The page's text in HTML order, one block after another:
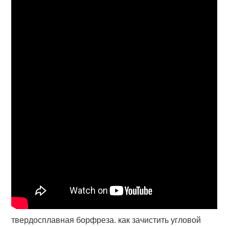
твердосплавная борфреза. как зачистить угловой